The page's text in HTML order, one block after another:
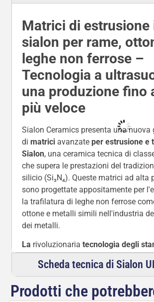
Matrici di estrusione
sialon per rame,
leghe non ferrose –
Tecnologia a
una produzione fino
più veloce
Sialon Ceramics presenta una nuova
dimatrici avanzateper estrusione e
Sialon, una ceramica tecnica di
che supera le prestazioni del
silicio (Si₃N₄). Queste matrici ad alta
sono progettate appositamente per
la trafilatura di leghe non ferrose
ottone e metalli simili nell'industria
dei metalli.
La rivoluzionariatecnologia degli
estrusione a ultrasuoni, abbinata ai
in ceramica Sialon ULTRA™, consente
rispetto ai metodi convenzionali non
Scheda tecnica di Sialon
Prodotti che